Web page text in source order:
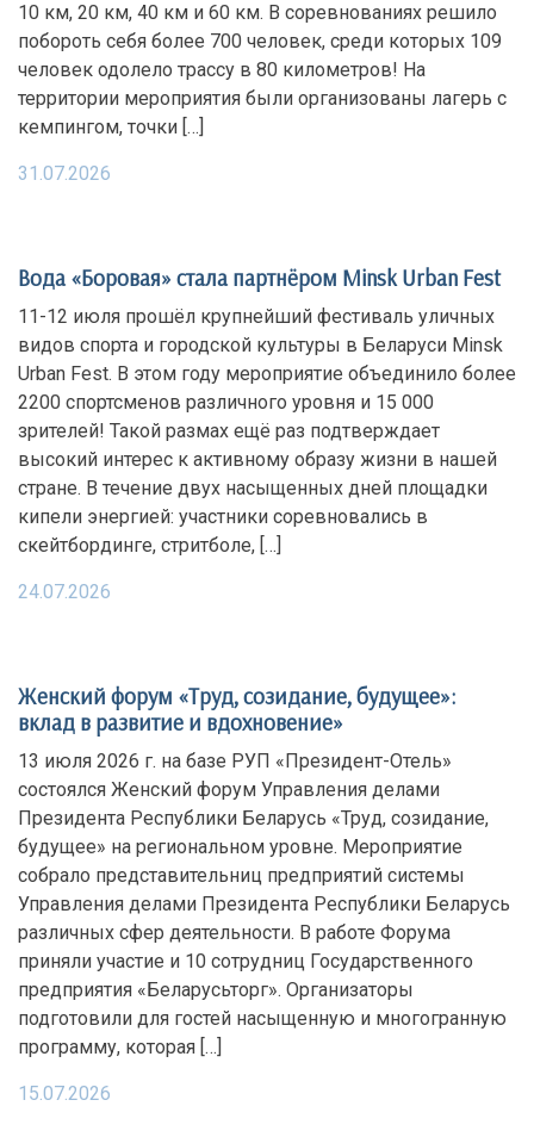
10 км, 20 км, 40 км и 60 км. В соревнованиях решило
побороть себя более 700 человек, среди которых 109
человек одолело трассу в 80 километров! На
территории мероприятия были организованы лагерь с
кемпингом, точки […]
31.07.2026
Вода «Боровая» стала партнёром Minsk Urban Fest
11-12 июля прошёл крупнейший фестиваль уличных
видов спорта и городской культуры в Беларуси Minsk
Urban Fest. В этом году мероприятие объединило более
2200 спортсменов различного уровня и 15 000
зрителей! Такой размах ещё раз подтверждает
высокий интерес к активному образу жизни в нашей
стране. В течение двух насыщенных дней площадки
кипели энергией: участники соревновались в
скейтбординге, стритболе, […]
24.07.2026
Женский форум «Труд, созидание, будущее»:
вклад в развитие и вдохновение»
13 июля 2026 г. на базе РУП «Президент-Отель»
состоялся Женский форум Управления делами
Президента Республики Беларусь «Труд, созидание,
будущее» на региональном уровне. Мероприятие
собрало представительниц предприятий системы
Управления делами Президента Республики Беларусь
различных сфер деятельности. В работе Форума
приняли участие и 10 сотрудниц Государственного
предприятия «Беларусьторг». Организаторы
подготовили для гостей насыщенную и многогранную
программу, которая […]
15.07.2026